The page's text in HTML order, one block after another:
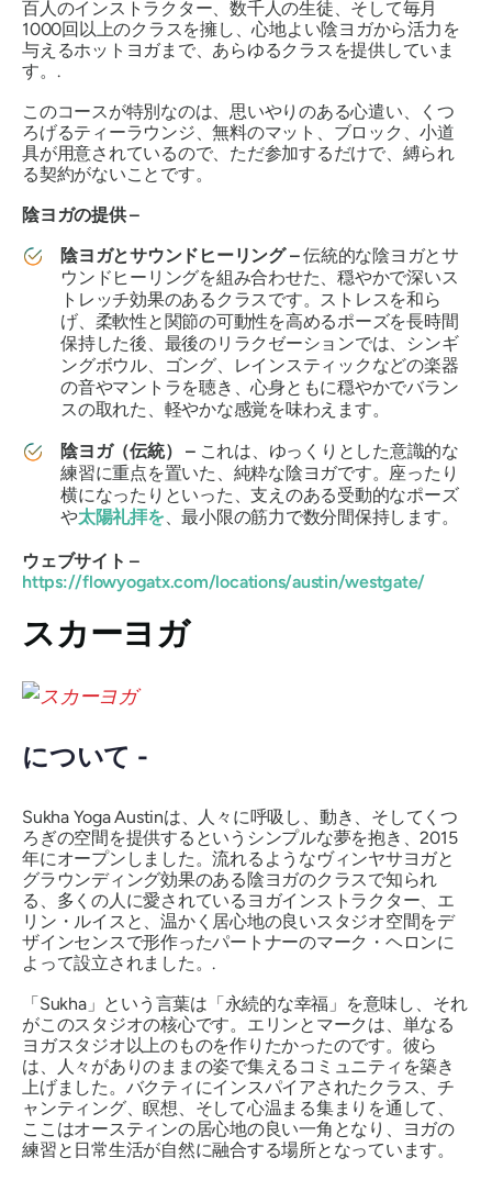
百人のインストラクター、数千人の生徒、そして毎月
1000回以上のクラスを擁し、心地よい陰ヨガから活力を
与えるホットヨガまで、あらゆるクラスを提供していま
す。.
このコースが特別なのは、思いやりのある心遣い、くつ
ろげるティーラウンジ、無料のマット、ブロック、小道
具が用意されているので、ただ参加するだけで、縛られ
る契約がないことです。
陰ヨガの提供 –
陰ヨガとサウンドヒーリング –伝統的な陰ヨガとサ
ウンドヒーリングを組み合わせた、穏やかで深いス
トレッチ効果のあるクラスです。ストレスを和ら
げ、柔軟性と関節の可動性を高めるポーズを長時間
保持した後、最後のリラクゼーションでは、シンギ
ングボウル、ゴング、レインスティックなどの楽器
の音やマントラを聴き、心身ともに穏やかでバラン
スの取れた、軽やかな感覚を味わえます。
陰ヨガ（伝統） – これは、ゆっくりとした意識的な
練習に重点を置いた、純粋な陰ヨガです。座ったり
横になったりといった、支えのある受動的なポーズ
や太陽礼拝を 、最小限の筋力で数分間保持します。
ウェブサイト –
https://flowyogatx.com/locations/austin/westgate/
スカーヨガ
について -
Sukha Yoga Austinは、人々に呼吸し、動き、そしてくつ
ろぎの空間を提供するというシンプルな夢を抱き、2015
年にオープンしました。流れるようなヴィンヤサヨガと
グラウンディング効果のある陰ヨガのクラスで知られ
る、多くの人に愛されているヨガインストラクター、エ
リン・ルイスと、温かく居心地の良いスタジオ空間をデ
ザインセンスで形作ったパートナーのマーク・ヘロンに
よって設立されました。.
「Sukha」 という言葉は「永続的な幸福」を意味し、それ
がこのスタジオの核心です。エリンとマークは、単なる
ヨガスタジオ以上のものを作りたかったのです。彼ら
は、人々がありのままの姿で集えるコミュニティを築き
上げました。バクティにインスパイアされたクラス、チ
ャンティング、瞑想、そして心温まる集まりを通して、
ここはオースティンの居心地の良い一角となり、ヨガの
練習と日常生活が自然に融合する場所となっています。